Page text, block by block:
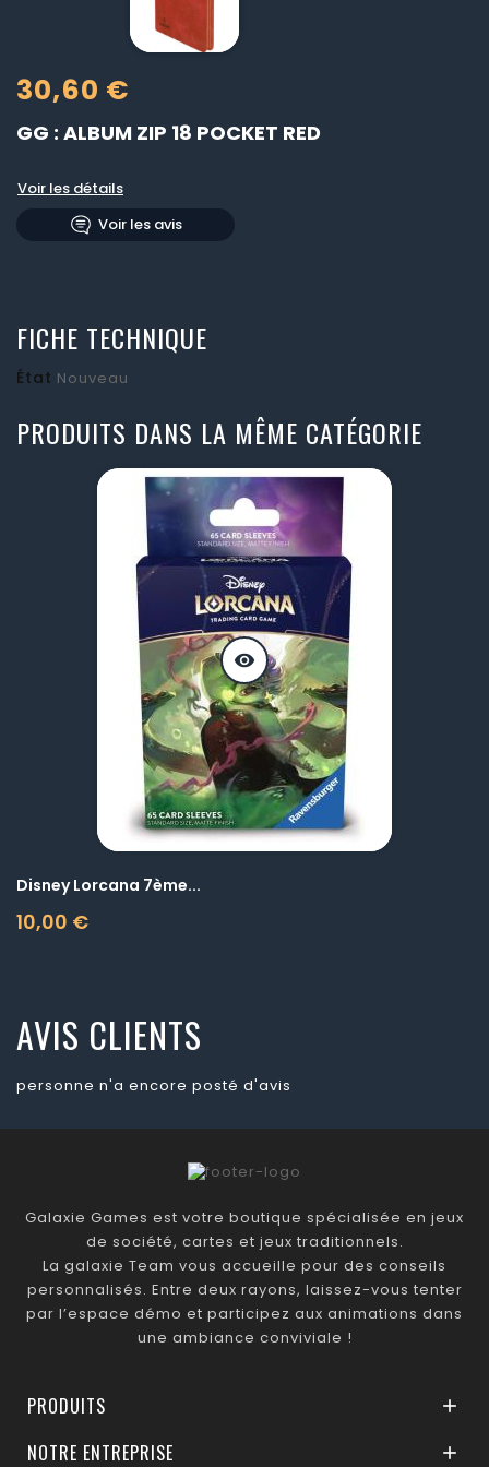
30,60 €
GG : ALBUM ZIP 18 POCKET RED
Voir les détails
Voir les avis
FICHE TECHNIQUE
État Nouveau
PRODUITS DANS LA MÊME CATÉGORIE
visibility
Disney Lorcana 7ème...
10,00 €
Prix
AVIS CLIENTS
personne n'a encore posté d'avis
Galaxie Games est votre boutique spécialisée en jeux
de société, cartes et jeux traditionnels.
La galaxie Team vous accueille pour des conseils
personnalisés. Entre deux rayons, laissez-vous tenter
par l’espace démo et participez aux animations dans
une ambiance conviviale !
PRODUITS 
NOTRE ENTREPRISE 